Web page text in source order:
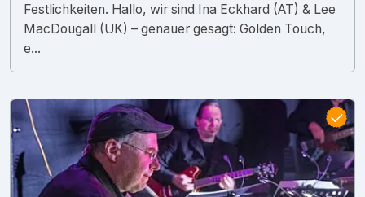
Festlichkeiten. Hallo, wir sind Ina Eckhard (AT) & Lee
MacDougall (UK) – genauer gesagt: Golden Touch,
e...